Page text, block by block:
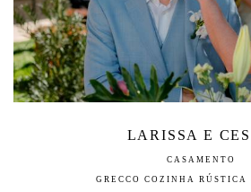
LARISSA E
CASAMENTO
GRECCO COZINHA